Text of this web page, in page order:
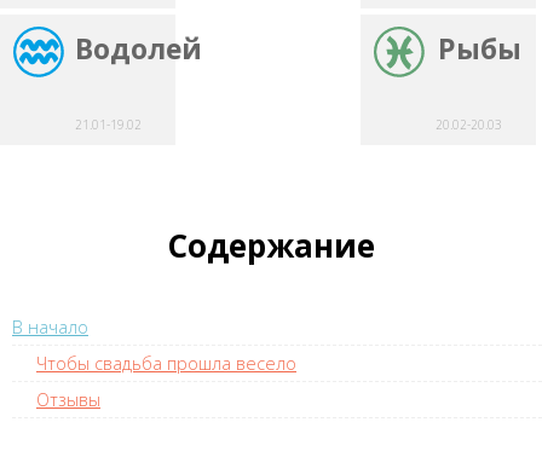
Водолей
21.01-19.02
Рыбы
20.02-20.03
Содержание
В начало
Чтобы свадьба прошла весело
Отзывы